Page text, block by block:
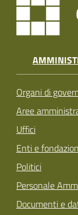
Organi di
Aree
Uffici
Enti e
Politici
Personale
Documenti e